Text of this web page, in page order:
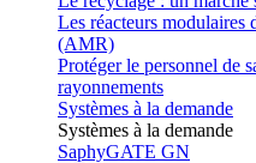
Les réacteurs modulaires
(AMR)
Protéger le personnel de
rayonnements
Systèmes à la demande
Systèmes à la demande
SaphyGATE GN